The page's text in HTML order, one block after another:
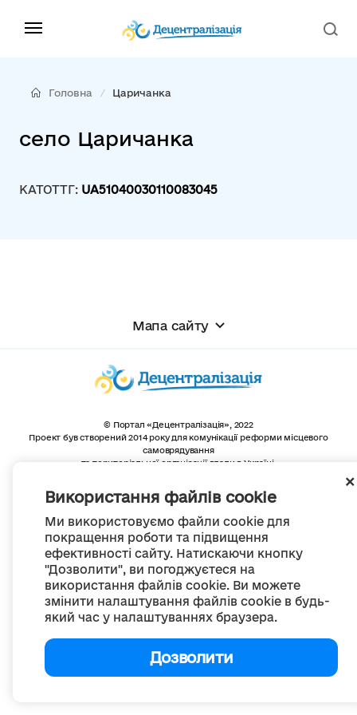
Використання файлів cookie
Ми використовуємо файли cookie для
покращення роботи та підвищення
ефективності сайту. Натискаючи кнопку
"Дозволити", ви погоджуєтеся на
використання файлів cookie. Ви можете
змінити налаштування файлів cookie в будь-
який час у налаштуваннях браузера.
Дозволити
Головна Царичанка
село Царичанка
КАТОТТГ: UA51040030110083045
Мапа сайту
© Портал «Децентралізація», 2022
Проект був створений 2014 року для комунікації реформи місцевого
самоврядування
та територіальної організації влади в Україні.
Весь контент доступний за ліцензією
Creative Commons Attribution 4.0 International license,
якщо не зазначено інше